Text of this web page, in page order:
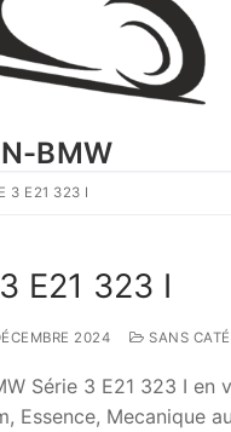
BMW
3 E21 323 I
E21 323 I
2024 SANS
Série 3 E21 323 I en
Essence, Mecanique